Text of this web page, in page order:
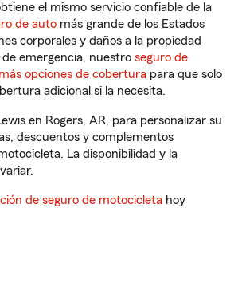
el mismo servicio confiable de la
de auto más grande de los Estados
corporales y daños a la propiedad
emergencia, nuestro seguro de
más opciones de cobertura para que solo
adicional si la necesita.
en Rogers, AR, para personalizar su
descuentos y complementos
La disponibilidad y la
de seguro de motocicleta hoy